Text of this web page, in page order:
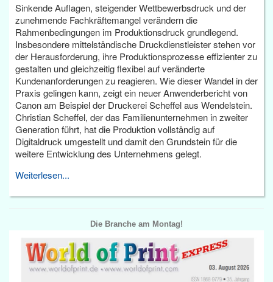
Sinkende Auflagen, steigender Wettbewerbsdruck und der
zunehmende Fachkräftemangel verändern die
Rahmenbedingungen im Produktionsdruck grundlegend.
Insbesondere mittelständische Druckdienstleister stehen vor
der Herausforderung, ihre Produktionsprozesse effizienter zu
gestalten und gleichzeitig flexibel auf veränderte
Kundenanforderungen zu reagieren. Wie dieser Wandel in der
Praxis gelingen kann, zeigt ein neuer Anwenderbericht von
Canon am Beispiel der Druckerei Scheffel aus Wendelstein.
Christian Scheffel, der das Familienunternehmen in zweiter
Generation führt, hat die Produktion vollständig auf
Digitaldruck umgestellt und damit den Grundstein für die
weitere Entwicklung des Unternehmens gelegt.
Weiterlesen...
Die Branche am Montag!